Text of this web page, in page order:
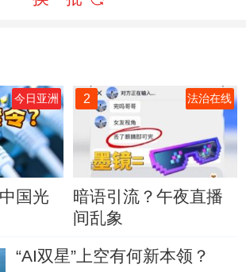
今日亚洲
国光
2 法治在线
暗语引流？午夜直播
间乱象
“AI双星”上空有何新本领？